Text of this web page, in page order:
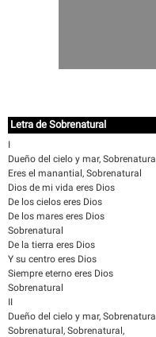
Letra de Sobrenatural
I
Dueño del cielo y mar, Sobrenatural
Eres el manantial, Sobrenatural
Dios de mi vida eres Dios
De los cielos eres Dios
De los mares eres Dios
Sobrenatural
De la tierra eres Dios
Y su centro eres Dios
Siempre eterno eres Dios
Sobrenatural
II
Dueño del cielo y mar, Sobrenatural
Sobrenatural, Sobrenatural,